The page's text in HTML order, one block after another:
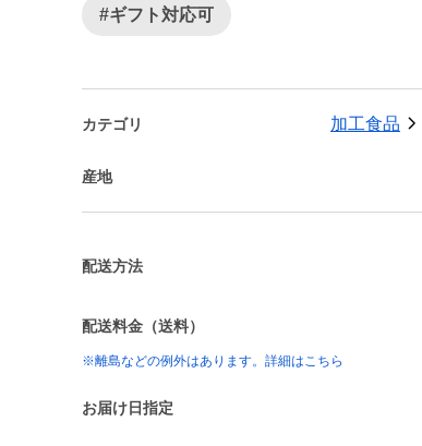
#ギフト対応可
カテゴリ 加工食品
産地
配送方法
配送料金（送料）
※離島などの例外はあります。詳細はこちら
お届け日指定